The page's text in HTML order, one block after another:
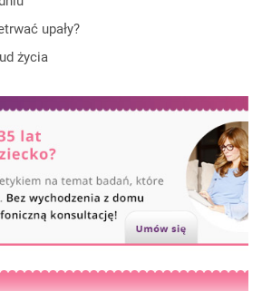
upały?
życia